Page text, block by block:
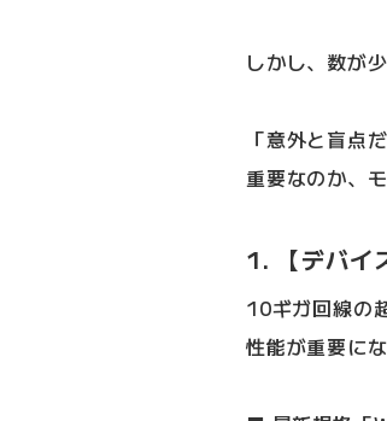
しかし、数が
「意外と盲点
重要なのか、
1. 【デバイ
10ギガ回線の
性能が重要に